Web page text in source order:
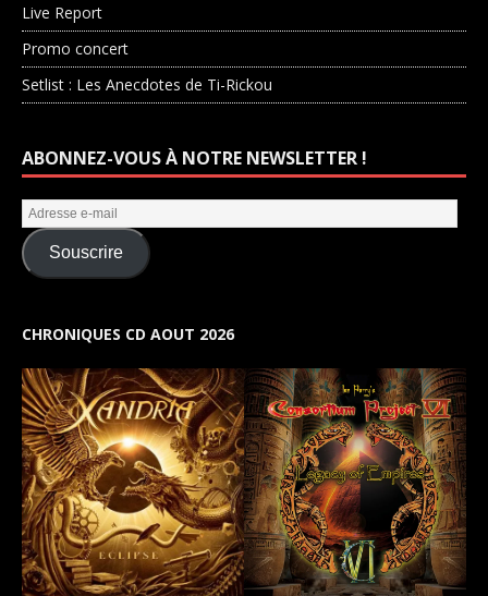
Live Report
Promo concert
Setlist : Les Anecdotes de Ti-Rickou
ABONNEZ-VOUS À NOTRE NEWSLETTER !
Souscrire
CHRONIQUES CD AOUT 2026